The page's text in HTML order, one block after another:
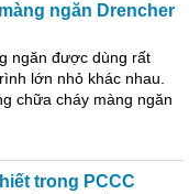
ngăn Drencher
ngăn được dùng rất
lớn nhỏ khác nhau.
chữa cháy màng ngăn
trong PCCC